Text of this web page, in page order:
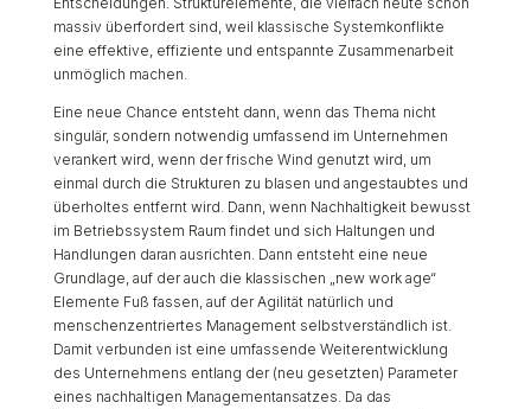
massiv überfordert sind, weil klassische Systemkonflikte
eine effektive, effiziente und entspannte Zusammenarbeit
unmöglich machen.
Eine neue Chance entsteht dann, wenn das Thema nicht
singulär, sondern notwendig umfassend im Unternehmen
verankert wird, wenn der frische Wind genutzt wird, um
einmal durch die Strukturen zu blasen und angestaubtes und
überholtes entfernt wird. Dann, wenn Nachhaltigkeit bewusst
im Betriebssystem Raum findet und sich Haltungen und
Handlungen daran ausrichten. Dann entsteht eine neue
Grundlage, auf der auch die klassischen „new work age“
Elemente Fuß fassen, auf der Agilität natürlich und
menschenzentriertes Management selbstverständlich ist.
Damit verbunden ist eine umfassende Weiterentwicklung
des Unternehmens entlang der (neu gesetzten) Parameter
eines nachhaltigen Managementansatzes. Da das